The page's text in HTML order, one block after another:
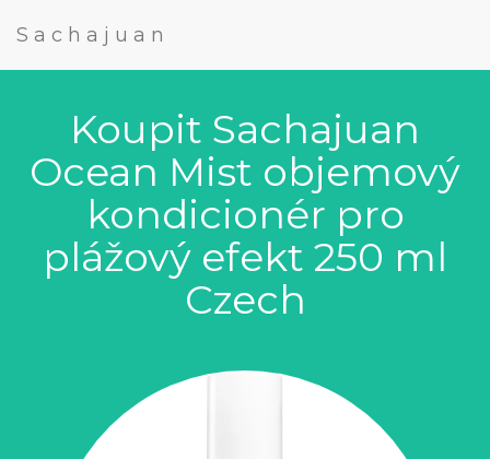
Sachajuan
Koupit Sachajuan
Ocean Mist objemový
kondicionér pro
plážový efekt 250 ml
Czech